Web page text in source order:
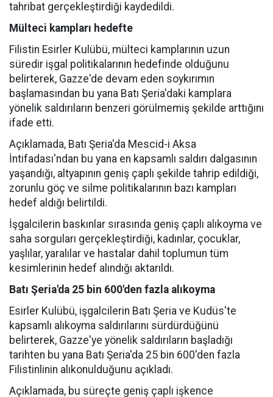
tahribat gerçekleştirdiği kaydedildi.
Mülteci kampları hedefte
Filistin Esirler Kulübü, mülteci kamplarının uzun
süredir işgal politikalarının hedefinde olduğunu
belirterek, Gazze'de devam eden soykırımın
başlamasından bu yana Batı Şeria'daki kamplara
yönelik saldırıların benzeri görülmemiş şekilde arttığını
ifade etti.
Açıklamada, Batı Şeria'da Mescid-i Aksa
İntifadası'ndan bu yana en kapsamlı saldırı dalgasının
yaşandığı, altyapının geniş çaplı şekilde tahrip edildiği,
zorunlu göç ve silme politikalarının bazı kampları
hedef aldığı belirtildi.
İşgalcilerin baskınlar sırasında geniş çaplı alıkoyma ve
saha sorguları gerçekleştirdiği, kadınlar, çocuklar,
yaşlılar, yaralılar ve hastalar dahil toplumun tüm
kesimlerinin hedef alındığı aktarıldı.
Batı Şeria'da 25 bin 600'den fazla alıkoyma
Esirler Kulübü, işgalcilerin Batı Şeria ve Kudüs'te
kapsamlı alıkoyma saldırılarını sürdürdüğünü
belirterek, Gazze'ye yönelik saldırıların başladığı
tarihten bu yana Batı Şeria'da 25 bin 600'den fazla
Filistinlinin alıkonulduğunu açıkladı.
Açıklamada, bu süreçte geniş çaplı işkence